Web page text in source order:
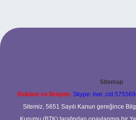
Sitemap
Reklam ve İletişim: Skype:
Sitemiz, 5651 Sayılı Kanun gereğince